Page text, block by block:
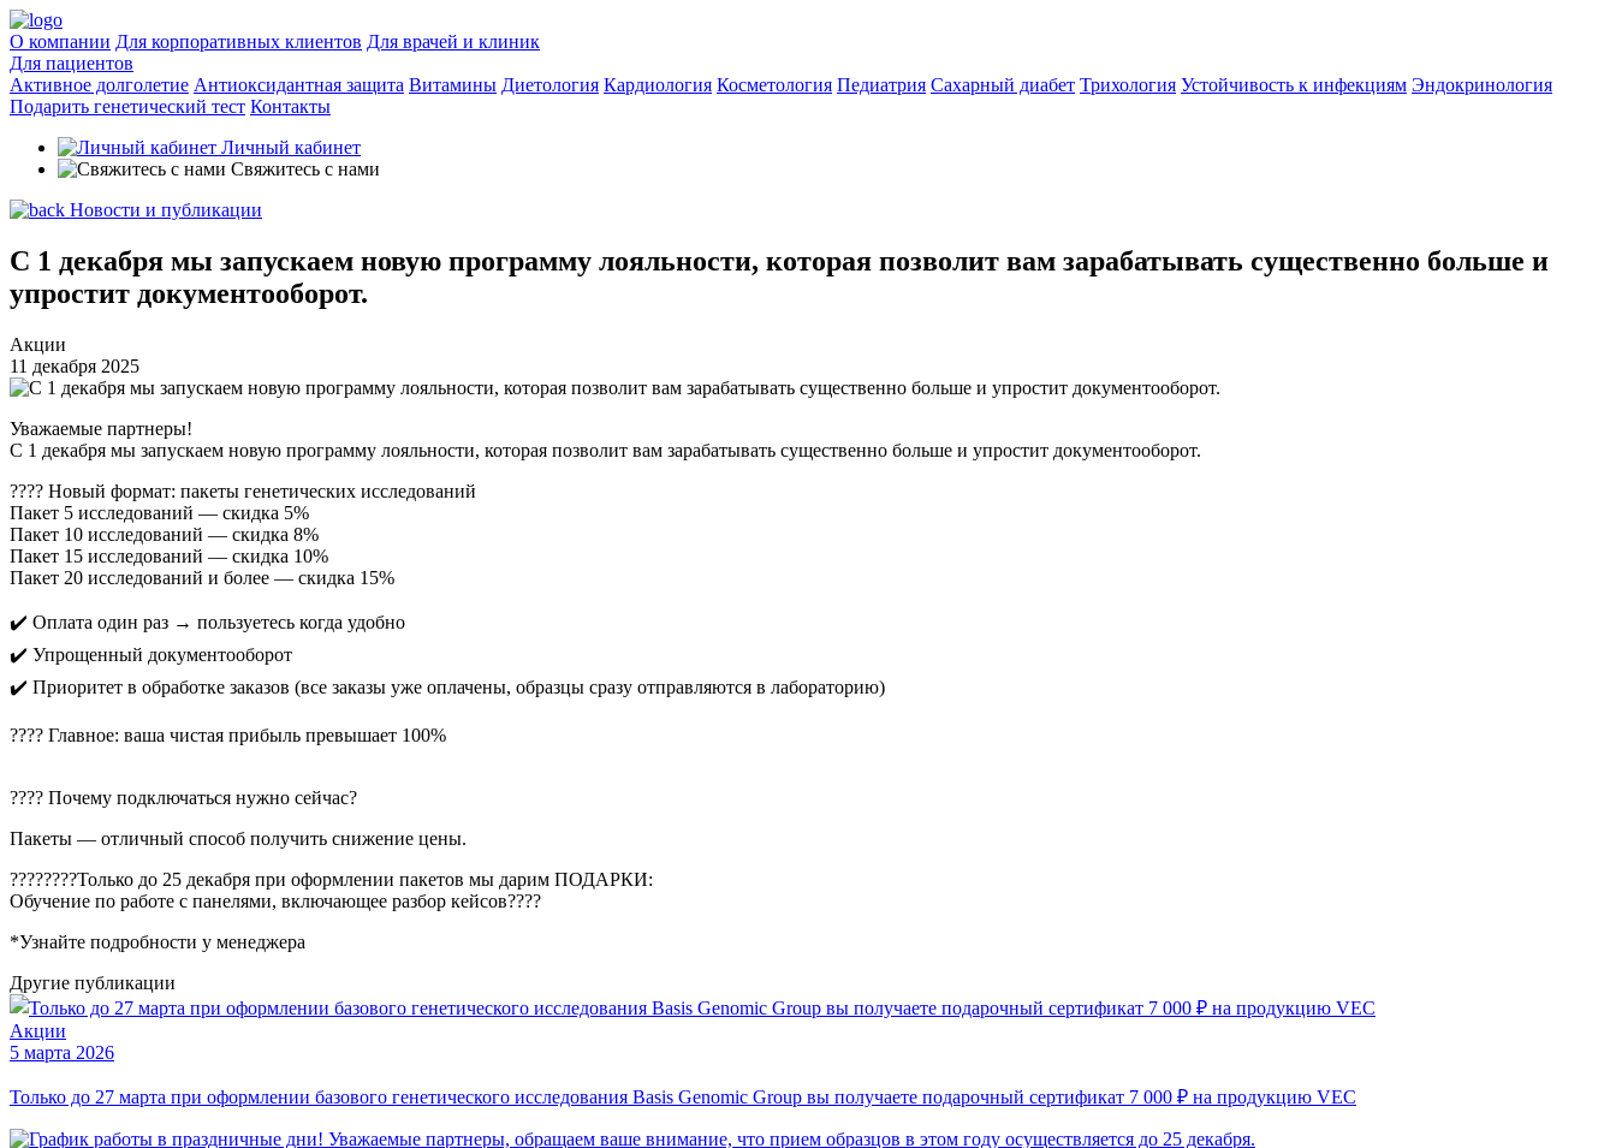
О компании Для корпоративных клиентов Для врачей и клиник
Для пациентов
Активное долголетие Антиоксидантная защита Витамины Диетология Кардиология Косметология Педиатрия Сахарный диабет Трихология Устойчивость к инфекциям Эндокринология
Подарить генетический тест Контакты
Личный кабинет
Свяжитесь с нами
Новости и публикации
С 1 декабря мы запускаем новую программу лояльности, которая позволит вам зарабатывать существенно больше и
упростит документооборот.
Акции
11 декабря 2025
Уважаемые партнеры!
С 1 декабря мы запускаем новую программу лояльности, которая позволит вам зарабатывать существенно больше и упростит документооборот.
???? Новый формат: пакеты генетических исследований
Пакет 5 исследований — скидка 5%
Пакет 10 исследований — скидка 8%
Пакет 15 исследований — скидка 10%
Пакет 20 исследований и более — скидка 15%
✔️ Оплата один раз → пользуетесь когда удобно
✔️ Упрощенный документооборот
✔️ Приоритет в обработке заказов (все заказы уже оплачены, образцы сразу отправляются в лабораторию)
???? Главное: ваша чистая прибыль превышает 100%
???? Почему подключаться нужно сейчас?
Пакеты — отличный способ получить снижение цены.
????????Только до 25 декабря при оформлении пакетов мы дарим ПОДАРКИ:
Обучение по работе с панелями, включающее разбор кейсов????
*Узнайте подробности у менеджера
Другие публикации
Акции
5 марта 2026
Только до 27 марта при оформлении базового генетического исследования Basis Genomic Group вы получаете подарочный сертификат 7 000 ₽ на продукцию VEC